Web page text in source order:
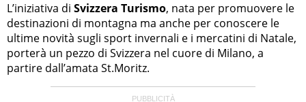
L’iniziativa di Svizzera Turismo, nata per promuovere le
destinazioni di montagna ma anche per conoscere le
ultime novità sugli sport invernali e i mercatini di Natale,
porterà un pezzo di Svizzera nel cuore di Milano, a
partire dall’amata St.Moritz.